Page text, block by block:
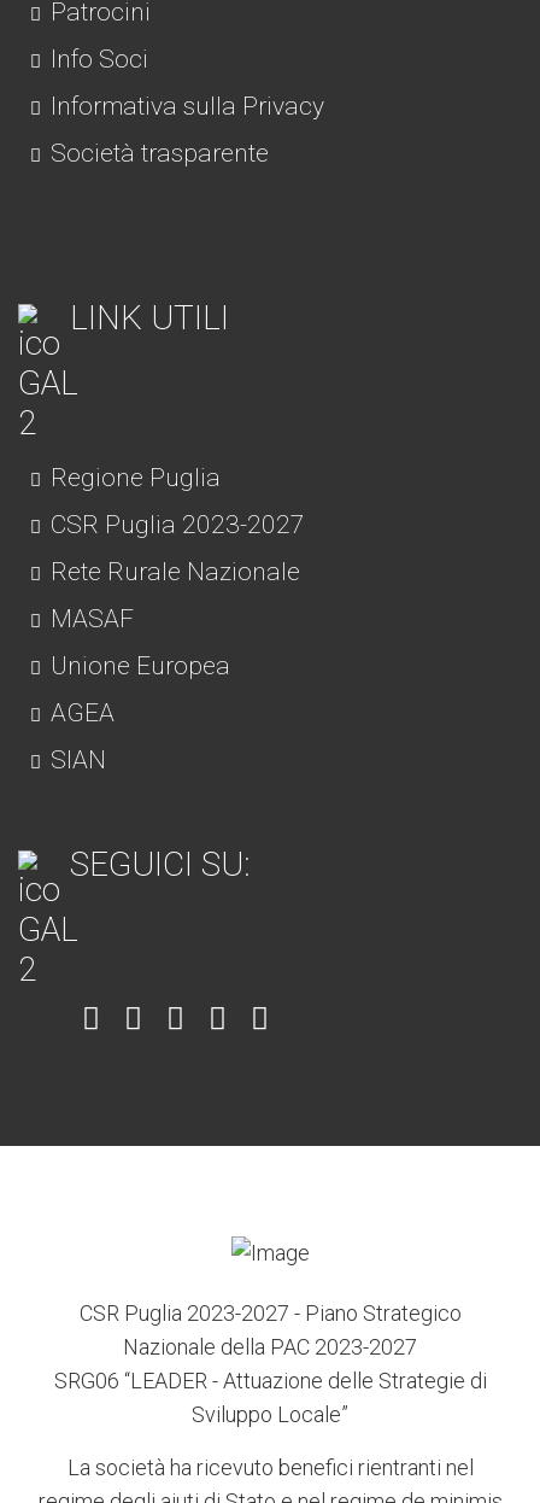
Patrocini
Info Soci
Informativa sulla Privacy
Società trasparente
LINK UTILI
Regione Puglia
CSR Puglia 2023-2027
Rete Rurale Nazionale
MASAF
Unione Europea
AGEA
SIAN
SEGUICI SU:
Item Item Item Item
CSR Puglia 2023-2027 - Piano Strategico
Nazionale della PAC 2023-2027
SRG06 “LEADER - Attuazione delle Strategie di
Sviluppo Locale”
La società ha ricevuto benefici rientranti nel